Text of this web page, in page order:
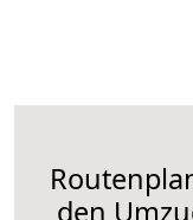
den